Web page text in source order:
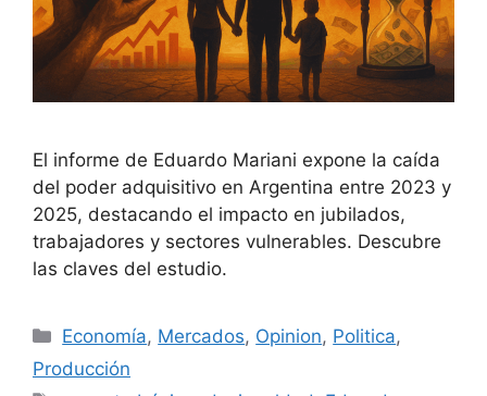
El informe de Eduardo Mariani expone la caída
del poder adquisitivo en Argentina entre 2023 y
2025, destacando el impacto en jubilados,
trabajadores y sectores vulnerables. Descubre
las claves del estudio.
Economía, Mercados, Opinion, Politica,
Producción